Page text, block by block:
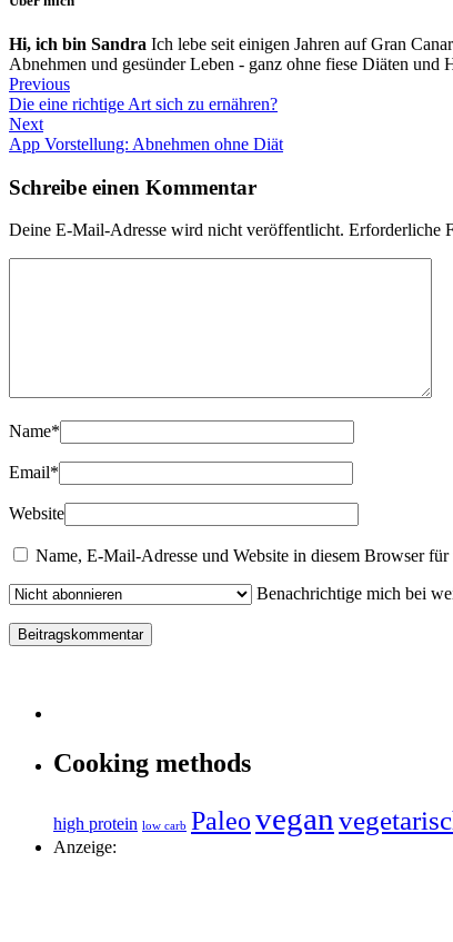
Hi, ich bin Sandra Ich lebe seit einigen Jahren auf Gran
Abnehmen und gesünder Leben - ganz ohne fiese Diäten und
Previous
Die eine richtige Art sich zu ernähren?
Next
App Vorstellung: Abnehmen ohne Diät
Schreibe einen Kommentar
Deine E-Mail-Adresse wird nicht veröffentlicht. Erforderliche
Name*
Email*
Website
Name, E-Mail-Adresse und Website in diesem Browser
Benachrichtige mich bei
Cooking methods
high protein low carb Paleovegan
Anzeige: